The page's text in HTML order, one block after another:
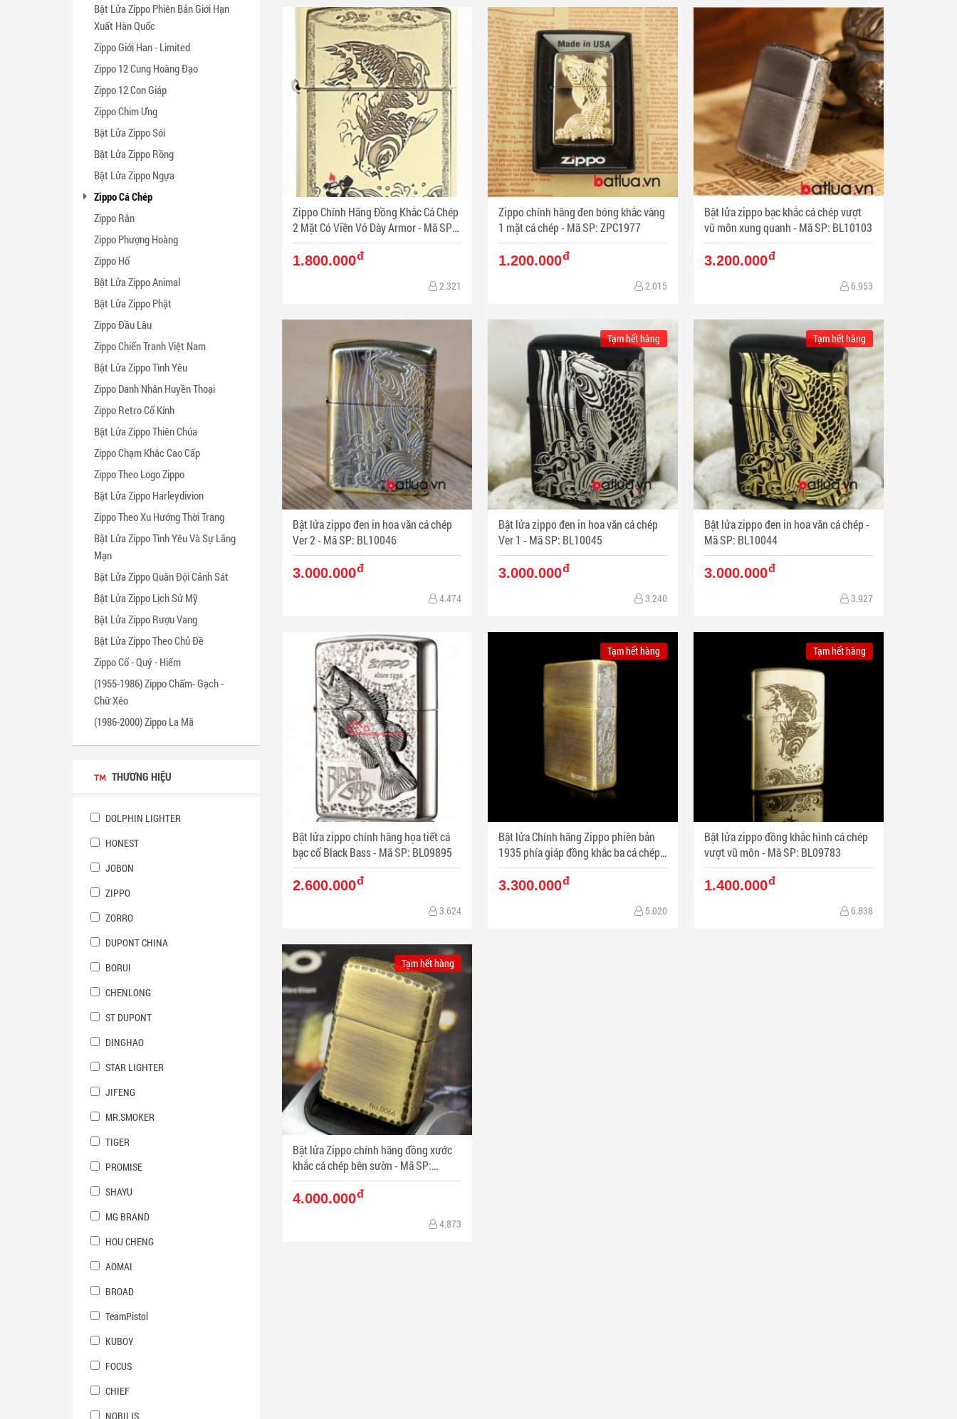
Zippo Chính Hãng Đồng Khắc Cá Chép
2 Mặt Có Viền Vỏ Dày Armor - Mã SP:
ZPC01052
1.800.000đ
2.321
Zippo chính hãng đen bóng khắc vàng
1 mặt cá chép - Mã SP: ZPC1977
1.200.000đ
2.015
Bật lửa zippo bạc khắc cá chép vượt
vũ môn xung quanh - Mã SP: BL10103
3.200.000đ
6.953
Bật lửa zippo đen in hoa văn cá chép
Ver 2 - Mã SP: BL10046
3.000.000đ
4.474
Bật lửa zippo đen in hoa văn cá chép
Ver 1 - Mã SP: BL10045
Tạm hết hàng
3.000.000đ
3.240
Bật lửa zippo đen in hoa văn cá chép -
Mã SP: BL10044
Tạm hết hàng
3.000.000đ
3.927
Bật lửa zippo chính hãng họa tiết cá
bạc cổ Black Bass - Mã SP: BL09895
2.600.000đ
3.624
Bật lửa Chính hãng Zippo phiên bản
1935 phía giáp đồng khắc ba cá chép -
Mã SP: BL09791
Tạm hết hàng
3.300.000đ
5.020
Bật lửa zippo đồng khắc hình cá chép
vượt vũ môn - Mã SP: BL09783
Tạm hết hàng
1.400.000đ
6.838
Bật lửa Zippo chính hãng đồng xước
khắc cá chép bên sườn - Mã SP:
ZPC0041
Tạm hết hàng
4.000.000đ
4.873
Bật Lửa Zippo Phiên Bản Giới Hạn
Xuất Hàn Quốc
Zippo Giới Han - Limited
Zippo 12 Cung Hoàng Đạo
Zippo 12 Con Giáp
Zippo Chim Ưng
Bật Lửa Zippo Sói
Bật Lửa Zippo Rồng
Bật Lửa Zippo Ngựa
Zippo Cá Chép
Zippo Rắn
Zippo Phượng Hoàng
Zippo Hổ
Bật Lửa Zippo Animal
Bật Lửa Zippo Phật
Zippo Đầu Lâu
Zippo Chiến Tranh Việt Nam
Bật Lửa Zippo Tình Yêu
Zippo Danh Nhân Huyền Thoại
Zippo Retro Cổ Kính
Bật Lửa Zippo Thiên Chúa
Zippo Chạm Khắc Cao Cấp
Zippo Theo Logo Zippo
Bật Lửa Zippo Harleydivion
Zippo Theo Xu Hướng Thời Trang
Bật Lửa Zippo Tình Yêu Và Sự Lãng
Mạn
Bật Lửa Zippo Quân Đội Cảnh Sát
Bật Lửa Zippo Lịch Sử Mỹ
Bật Lửa Zippo Rượu Vang
Bật Lửa Zippo Theo Chủ Đề
Zippo Cổ - Quý - Hiếm
(1955-1986) Zippo Chấm- Gạch -
Chữ Xéo
(1986-2000) Zippo La Mã
THƯƠNG HIỆU
DOLPHIN LIGHTER
HONEST
JOBON
ZIPPO
ZORRO
DUPONT CHINA
BORUI
CHENLONG
ST DUPONT
DINGHAO
STAR LIGHTER
JIFENG
MR.SMOKER
TIGER
PROMISE
SHAYU
MG BRAND
HOU CHENG
AOMAI
BROAD
TeamPistol
KUBOY
FOCUS
CHIEF
NOBILIS